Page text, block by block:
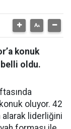
konuk
belli oldu.
oluyor. 42
liderliğini